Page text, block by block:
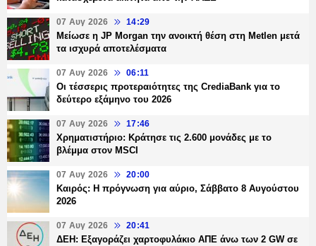
07 Αυγ 2026 14:29
Μείωσε η JP Morgan την ανοικτή θέση στη Metlen μετά
τα ισχυρά αποτελέσματα
07 Αυγ 2026 06:11
Οι τέσσερις προτεραιότητες της CrediaBank για το
δεύτερο εξάμηνο του 2026
07 Αυγ 2026 17:46
Χρηματιστήριο: Κράτησε τις 2.600 μονάδες με το
βλέμμα στον MSCI
07 Αυγ 2026 20:00
Καιρός: Η πρόγνωση για αύριο, Σάββατο 8 Αυγούστου
2026
07 Αυγ 2026 20:41
ΔΕΗ: Εξαγοράζει χαρτοφυλάκιο ΑΠΕ άνω των 2 GW σε